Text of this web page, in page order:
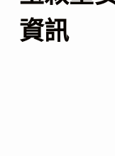
資訊